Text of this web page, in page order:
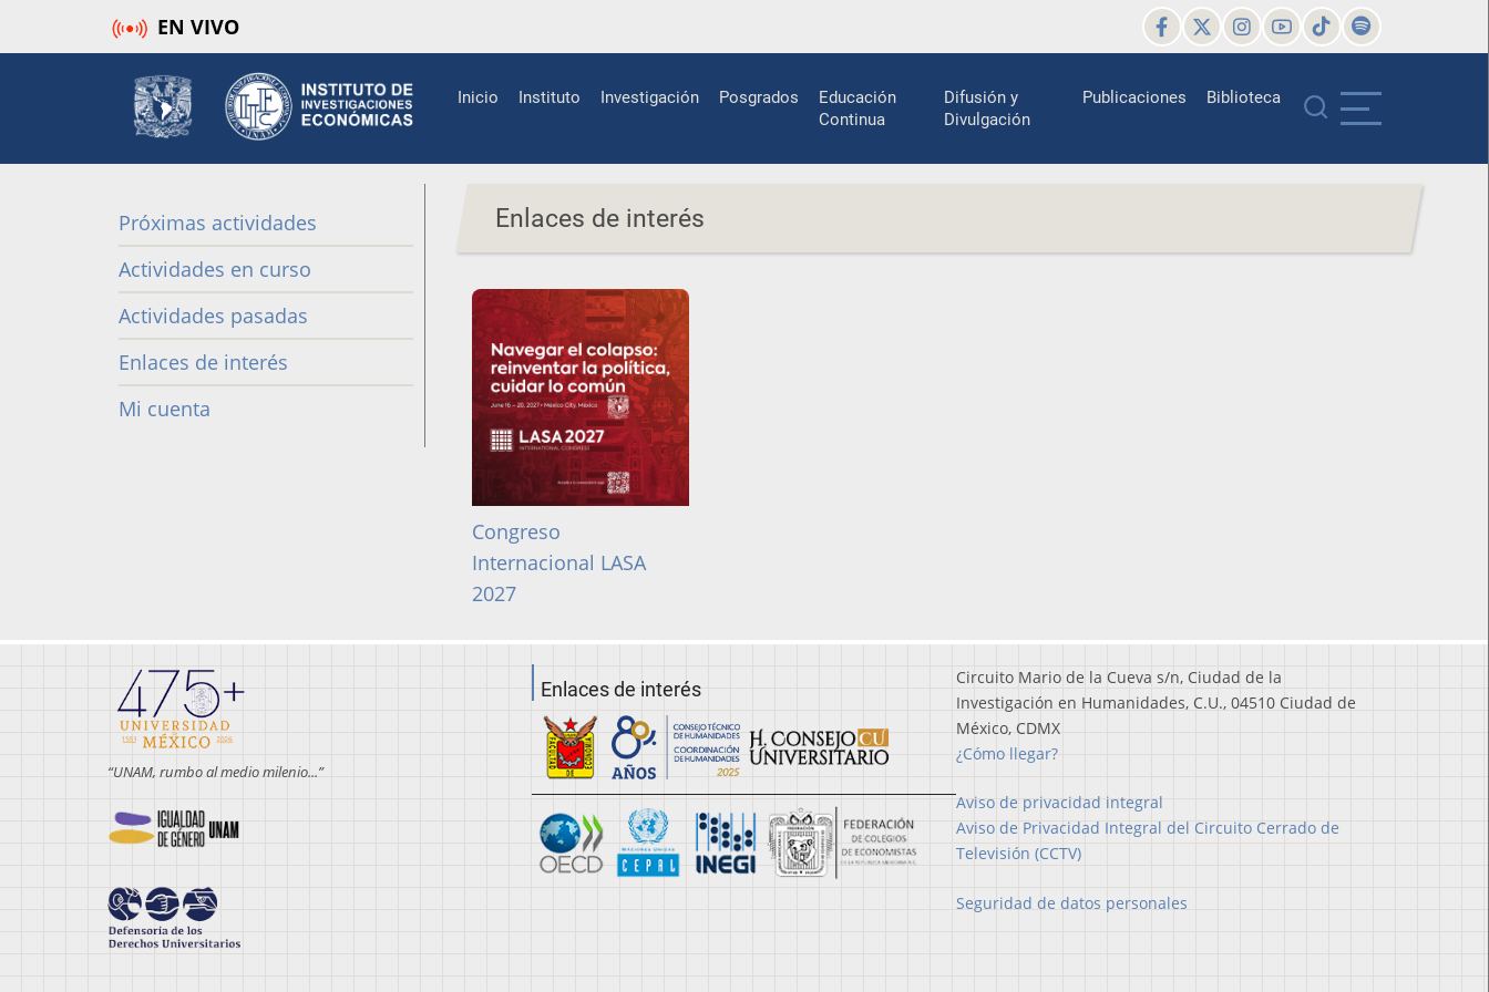
al
EN VIVO
navigation
Inicio Instituto Investigación Posgrados
Educación
Continua
Difusión y
Divulgación
Publicaciones Biblioteca
Enlaces de interés
Congreso
Internacional LASA
2027
Difusión
Próximas actividades
Actividades en curso
Actividades pasadas
Enlaces de interés
Mi cuenta
“UNAM, rumbo al medio milenio...”
Enlaces de interés
Circuito Mario de la Cueva s/n, Ciudad de la
Investigación en Humanidades, C.U., 04510 Ciudad de
México, CDMX
¿Cómo llegar?
Aviso de privacidad integral
Aviso de Privacidad Integral del Circuito Cerrado de
Televisión (CCTV)
Seguridad de datos personales